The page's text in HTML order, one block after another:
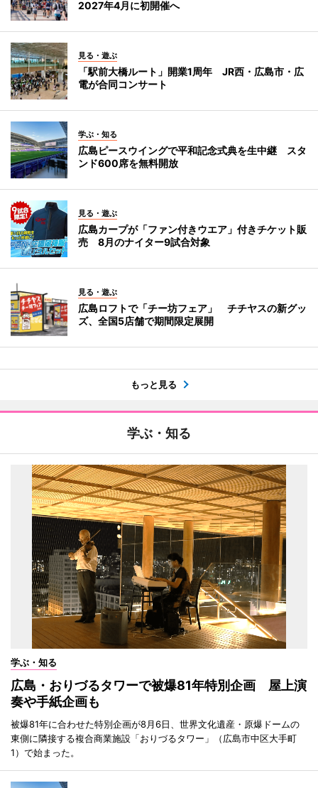
2027年4月に初開催へ
見る・遊ぶ
「駅前大橋ルート」開業1周年 JR西・広島市・広
電が合同コンサート
学ぶ・知る
広島ピースウイングで平和記念式典を生中継 スタ
ンド600席を無料開放
見る・遊ぶ
広島カープが「ファン付きウエア」付きチケット販
売 8月のナイター9試合対象
見る・遊ぶ
広島ロフトで「チー坊フェア」 チチヤスの新グッ
ズ、全国5店舗で期間限定展開
もっと見る
学ぶ・知る
学ぶ・知る
広島・おりづるタワーで被爆81年特別企画 屋上演
奏や手紙企画も
被爆81年に合わせた特別企画が8月6日、世界文化遺産・原爆ドームの
東側に隣接する複合商業施設「おりづるタワー」（広島市中区大手町
1）で始まった。